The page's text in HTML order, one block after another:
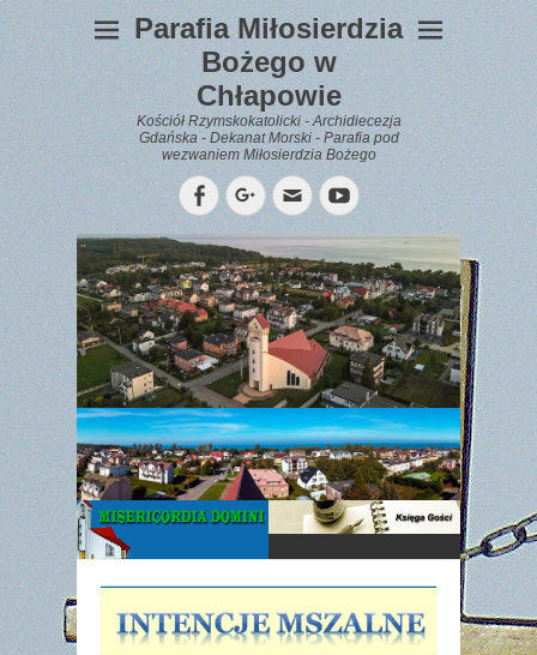
Parafia Miłosierdzia
Bożego w
Chłapowie
Kościół Rzymskokatolicki - Archidiecezja
Gdańska - Dekanat Morski - Parafia pod
wezwaniem Miłosierdzia Bożego
FacebookGoogleplus
EmailYouTube
WYPOCZYNEK
Gazetka
Parafialna